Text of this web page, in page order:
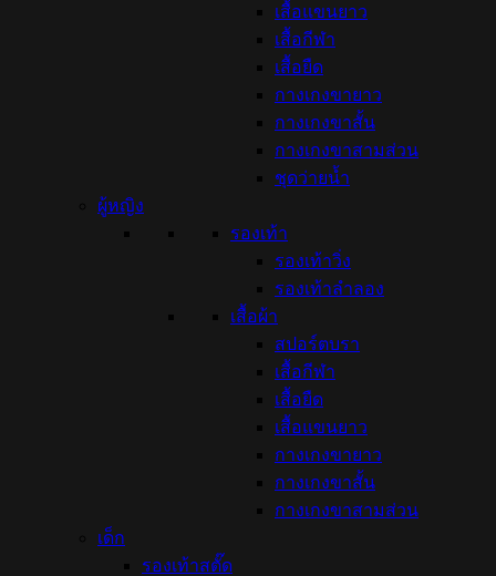
เสื้อแขนยาว
เสื้อกีฬา
เสื้อยืด
กางเกงขายาว
กางเกงขาสั้น
กางเกงขาสามส่วน
ชุดว่ายน้ำ
ผู้หญิง
รองเท้า
รองเท้าวิ่ง
รองเท้าลำลอง
เสื้อผ้า
สปอร์ตบรา
เสื้อกีฬา
เสื้อยืด
เสื้อแขนยาว
กางเกงขายาว
กางเกงขาสั้น
กางเกงขาสามส่วน
เด็ก
รองเท้าสตั๊ด